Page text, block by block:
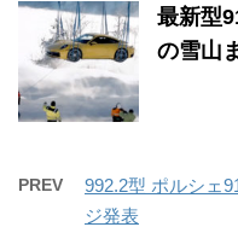
最新型
の雪山
PREV
992.2型 ポルシェ
ジ発表